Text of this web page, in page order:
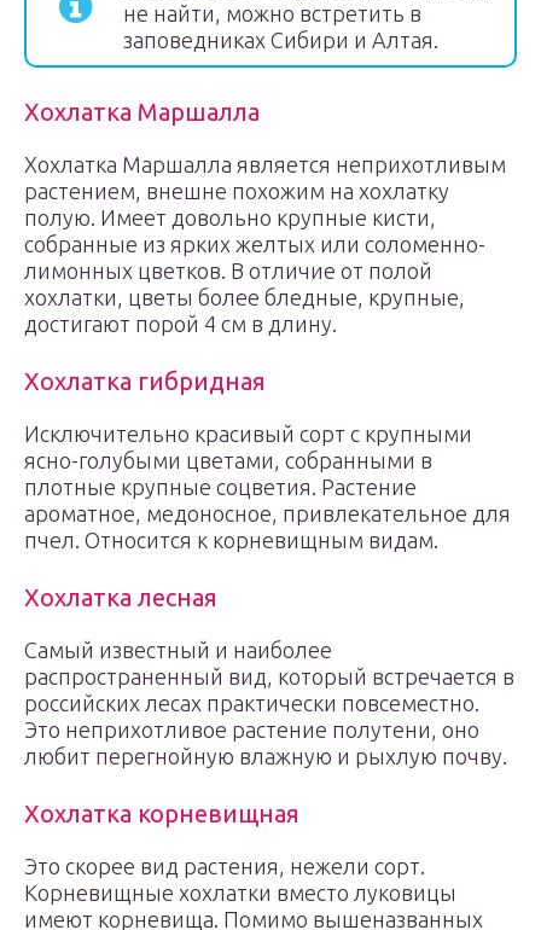
не найти, можно встретить в
заповедниках Сибири и Алтая.
Хохлатка Маршалла
Хохлатка Маршалла является неприхотливым
растением, внешне похожим на хохлатку
полую. Имеет довольно крупные кисти,
собранные из ярких желтых или соломенно-
лимонных цветков. В отличие от полой
хохлатки, цветы более бледные, крупные,
достигают порой 4 см в длину.
Хохлатка гибридная
Исключительно красивый сорт с крупными
ясно-голубыми цветами, собранными в
плотные крупные соцветия. Растение
ароматное, медоносное, привлекательное для
пчел. Относится к корневищным видам.
Хохлатка лесная
Самый известный и наиболее
распространенный вид, который встречается в
российских лесах практически повсеместно.
Это неприхотливое растение полутени, оно
любит перегнойную влажную и рыхлую почву.
Хохлатка корневищная
Это скорее вид растения, нежели сорт.
Корневищные хохлатки вместо луковицы
имеют корневища. Помимо вышеназванных